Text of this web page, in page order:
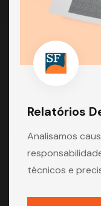
Relatórios
Analisamos
técnicos e